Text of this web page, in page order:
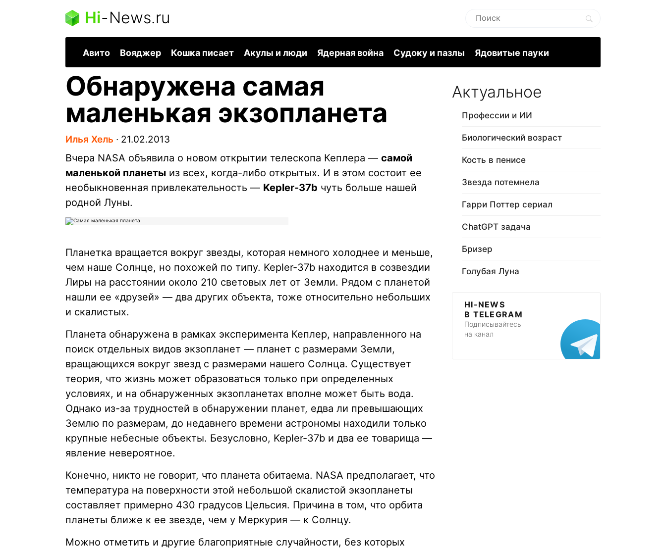
Hi-News.ru
Авито Вояджер Кошка писает Акулы и люди Ядерная война Судоку и пазлы Ядовитые пауки
Обнаружена самая
маленькая экзопланета
Илья Хель ∙ 21.02.2013
Вчера NASA объявила о новом открытии телескопа Кеплера — самой
маленькой планеты из всех, когда-либо открытых. И в этом состоит ее
необыкновенная привлекательность — Kepler-37b чуть больше нашей
родной Луны.
Планетка вращается вокруг звезды, которая немного холоднее и меньше,
чем наше Солнце, но похожей по типу. Kepler-37b находится в созвездии
Лиры на расстоянии около 210 световых лет от Земли. Рядом с планетой
нашли ее «друзей» — два других объекта, тоже относительно небольших
и скалистых.
Планета обнаружена в рамках эксперимента Кеплер, направленного на
поиск отдельных видов экзопланет — планет с размерами Земли,
вращающихся вокруг звезд с размерами нашего Солнца. Существует
теория, что жизнь может образоваться только при определенных
условиях, и на обнаруженных экзопланетах вполне может быть вода.
Однако из-за трудностей в обнаружении планет, едва ли превышающих
Землю по размерам, до недавнего времени астрономы находили только
крупные небесные объекты. Безусловно, Kepler-37b и два ее товарища —
явление невероятное.
Конечно, никто не говорит, что планета обитаема. NASA предполагает, что
температура на поверхности этой небольшой скалистой экзопланеты
составляет примерно 430 градусов Цельсия. Причина в том, что орбита
планеты ближе к ее звезде, чем у Меркурия — к Солнцу.
Можно отметить и другие благоприятные случайности, без которых
Актуальное
Профессии и ИИ
Биологический возраст
Кость в пенисе
Звезда потемнела
Гарри Поттер сериал
ChatGPT задача
Бризер
Голубая Луна
HI-NEWS
В TELEGRAM
Подписывайтесь
на канал